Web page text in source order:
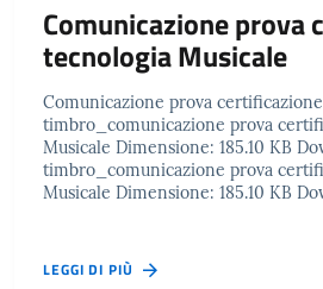
Comunicazione prova
tecnologia Musicale
Comunicazione prova
timbro_comunicazione prova
Musicale Dimensione: 185.10 KB
timbro_comunicazione prova
Musicale Dimensione: 185.10 KB
LEGGI DI PIÙ